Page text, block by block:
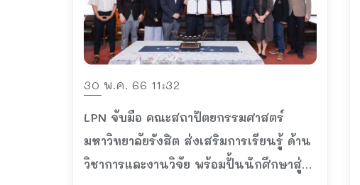
30 พ.ค. 66 11:32
LPN จับมือ คณะสถาปัตยกรรมศาสตร์
มหาวิทยาลัยรังสิต ส่งเสริมการเรียนรู้ ด้าน
วิชาการและงานวิจัย พร้อมปั้นนักศึกษาสู่